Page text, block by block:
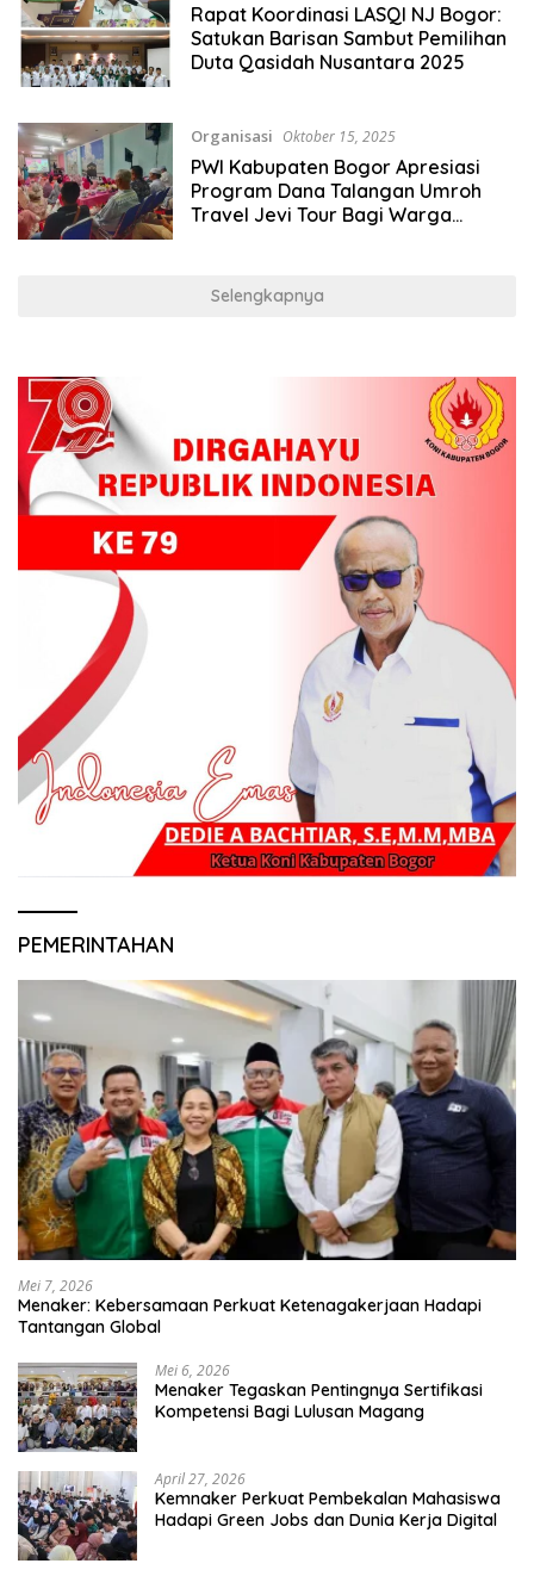
Rapat Koordinasi LASQI NJ Bogor:
Satukan Barisan Sambut Pemilihan
Duta Qasidah Nusantara 2025
Organisasi Oktober 15, 2025
PWI Kabupaten Bogor Apresiasi
Program Dana Talangan Umroh
Travel Jevi Tour Bagi Warga
Selengkapnya
PEMERINTAHAN
Mei 7, 2026
Menaker: Kebersamaan Perkuat Ketenagakerjaan Hadapi
Tantangan Global
Mei 6, 2026
Menaker Tegaskan Pentingnya Sertifikasi
Kompetensi Bagi Lulusan Magang
April 27, 2026
Kemnaker Perkuat Pembekalan Mahasiswa
Hadapi Green Jobs dan Dunia Kerja Digital